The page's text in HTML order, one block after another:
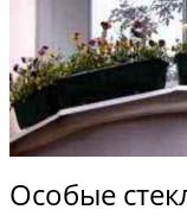
Особые